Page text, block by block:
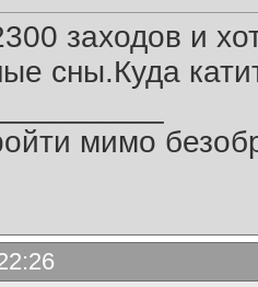
заходов и
сны.Куда
мимо